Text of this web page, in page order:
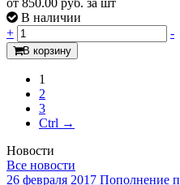
В наличии
+
-
В корзину
1
2
3
Ctrl →
Новости
Все новости
26 февраля 2017 Пополнение